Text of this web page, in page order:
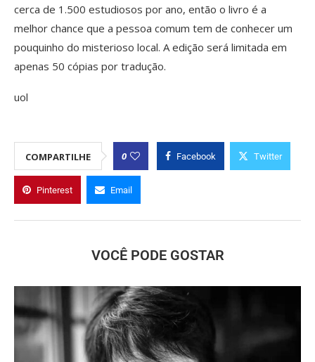
cerca de 1.500 estudiosos por ano, então o livro é a
melhor chance que a pessoa comum tem de conhecer um
pouquinho do misterioso local. A edição será limitada em
apenas 50 cópias por tradução.
uol
COMPARTILHE 0 Facebook Twitter
Pinterest Email
VOCÊ PODE GOSTAR